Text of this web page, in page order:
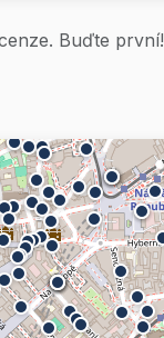
Buďte první!